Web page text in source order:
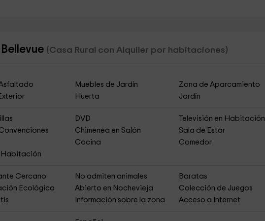
(Casa Rural con Alquiler por habitaciones)
Muebles de Jardín
Zona de Aparcamiento
Huerta Jardín
DVD
Televisión en Habitación
Chimenea en Salón
Sala de Estar
Cocina
Comedor
Habitación
Cercano No admiten animales
Baratas
Ecológica
Abierto en Nochevieja
Colección de Juegos
Información sobre la zona Acceso a Internet